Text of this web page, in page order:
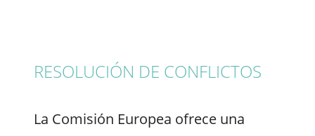
RESOLUCIÓN DE CONFLICTOS
La Comisión Europea ofrece una